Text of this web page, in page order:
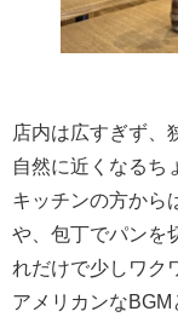
店内は広すぎず、
自然に近くなるち
キッチンの方から
や、包丁でパンを
れだけで少しワク
アメリカンな